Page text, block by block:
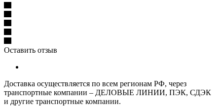
Оставить отзыв
Доставка осуществляется по всем регионам РФ, через
транспортные компании – ДЕЛОВЫЕ ЛИНИИ, ПЭК, СДЭК
и другие транспортные компании.